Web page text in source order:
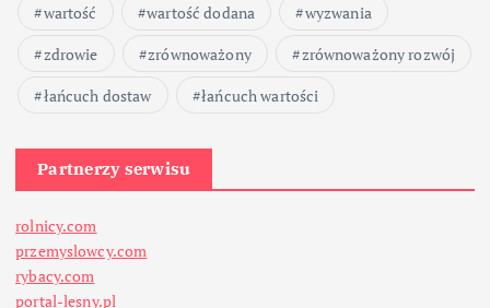
wartość
wartość dodana
wyzwania
zdrowie
zrównoważony
zrównoważony rozwój
łańcuch dostaw
łańcuch wartości
Partnerzy serwisu
rolnicy.com
przemyslowcy.com
rybacy.com
portal-lesny.pl